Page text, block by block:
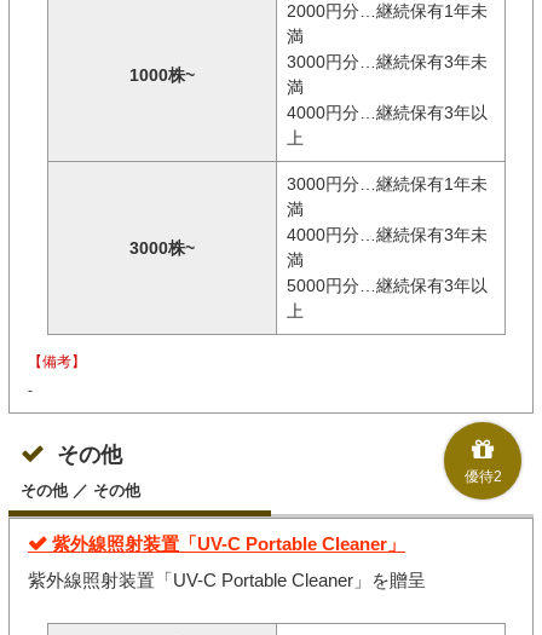
1000株~
2000円分…継続保有1年未
満
3000円分…継続保有3年未
満
4000円分…継続保有3年以
上
3000株~
3000円分…継続保有1年未
満
4000円分…継続保有3年未
満
5000円分…継続保有3年以
上
【備考】
-
優待2
その他
その他 ／ その他
紫外線照射装置「UV-C Portable Cleaner」
紫外線照射装置「UV-C Portable Cleaner」を贈呈